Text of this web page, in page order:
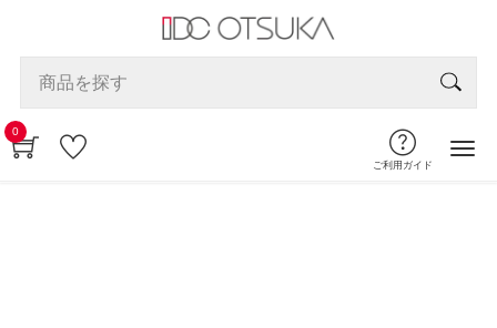
0
ご利用ガイド